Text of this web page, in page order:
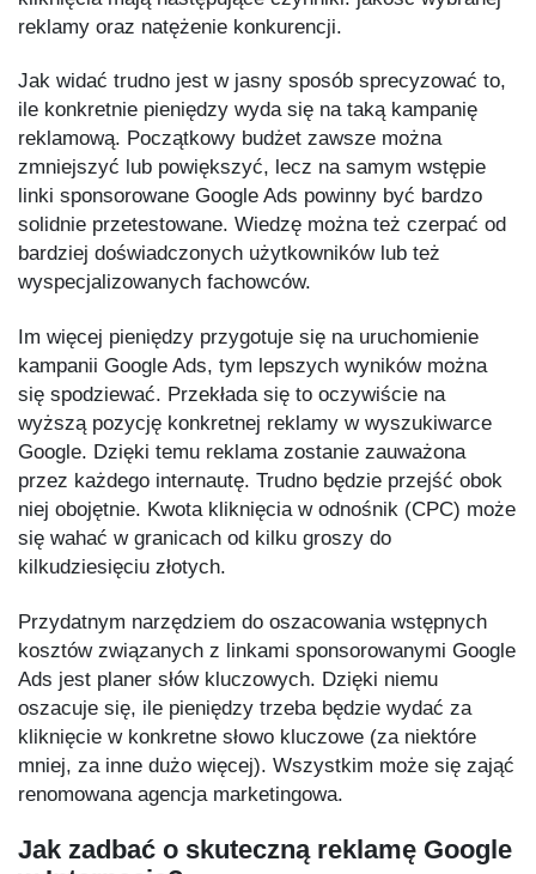
reklamy oraz natężenie konkurencji.
Jak widać trudno jest w jasny sposób sprecyzować to,
ile konkretnie pieniędzy wyda się na taką kampanię
reklamową. Początkowy budżet zawsze można
zmniejszyć lub powiększyć, lecz na samym wstępie
linki sponsorowane Google Ads powinny być bardzo
solidnie przetestowane. Wiedzę można też czerpać od
bardziej doświadczonych użytkowników lub też
wyspecjalizowanych fachowców.
Im więcej pieniędzy przygotuje się na uruchomienie
kampanii Google Ads, tym lepszych wyników można
się spodziewać. Przekłada się to oczywiście na
wyższą pozycję konkretnej reklamy w wyszukiwarce
Google. Dzięki temu reklama zostanie zauważona
przez każdego internautę. Trudno będzie przejść obok
niej obojętnie. Kwota kliknięcia w odnośnik (CPC) może
się wahać w granicach od kilku groszy do
kilkudziesięciu złotych.
Przydatnym narzędziem do oszacowania wstępnych
kosztów związanych z linkami sponsorowanymi Google
Ads jest planer słów kluczowych. Dzięki niemu
oszacuje się, ile pieniędzy trzeba będzie wydać za
kliknięcie w konkretne słowo kluczowe (za niektóre
mniej, za inne dużo więcej). Wszystkim może się zająć
renomowana agencja marketingowa.
Jak zadbać o skuteczną reklamę Google